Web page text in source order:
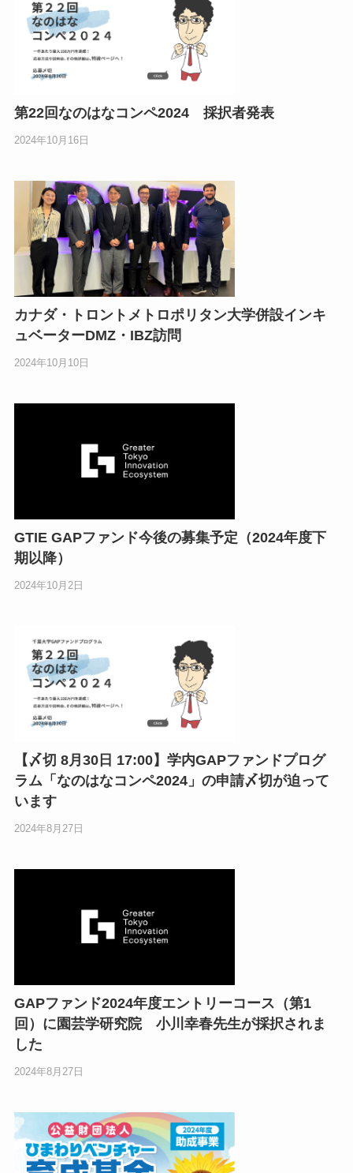
第22回なのはなコンペ2024 採択者発表
2024年10月16日
カナダ・トロントメトロポリタン大学併設インキ
ュベーターDMZ・IBZ訪問
2024年10月10日
GTIE GAPファンド今後の募集予定（2024年度下
期以降）
2024年10月2日
【〆切 8月30日 17:00】学内GAPファンドプログ
ラム「なのはなコンペ2024」の申請〆切が迫って
います
2024年8月27日
GAPファンド2024年度エントリーコース（第1
回）に園芸学研究院 小川幸春先生が採択されま
した
2024年8月27日